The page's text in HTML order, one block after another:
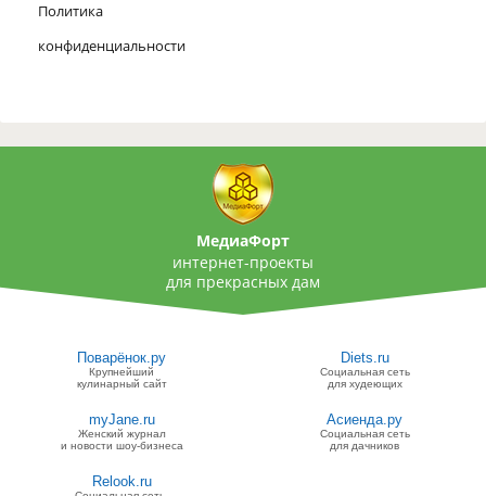
Политика
конфиденциальности
МедиаФорт
интернет-проекты
для прекрасных дам
Поварёнок.ру
Крупнейший
кулинарный сайт
Diets.ru
Социальная сеть
для худеющих
myJane.ru
Женский журнал
и новости шоу-бизнеса
Асиенда.ру
Социальная сеть
для дачников
Relook.ru